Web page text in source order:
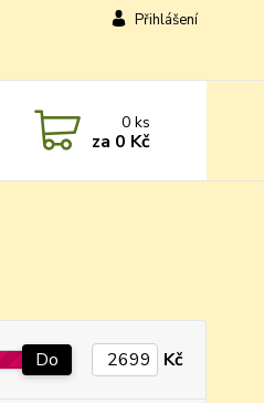
Přihlášení
0ks
za 0 Kč
Do Kč